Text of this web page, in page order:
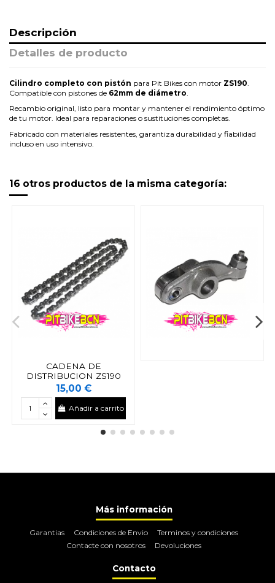
Descripción
Detalles de producto
Cilindro completo con pistón para Pit Bikes con motor ZS190
Compatible con pistones de 62mm de diámetro
Recambio original, listo para montar y mantener el rendimiento óptimo
de tu motor. Ideal para reparaciones o sustituciones completas.
Fabricado con materiales resistentes, garantiza durabilidad y fiabilidad
incluso en uso intensivo.
16 otros productos de la misma categoría:
CADENA DE
DISTRIBUCION ZS190
15,00 €
Añadir a carrito
Más información
Garantias Condiciones de Envio
Terminos y condiciones
Contacte con nosotros
Devoluciones
Contacto